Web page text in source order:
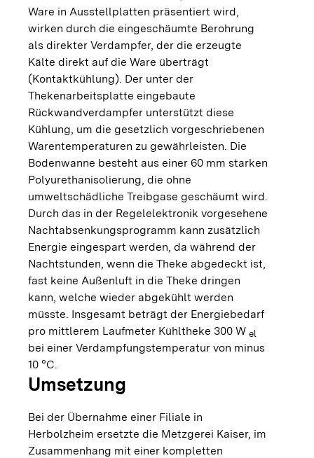
Ware in Ausstellplatten präsentiert wird,
wirken durch die eingeschäumte Berohrung
als direkter Verdampfer, der die erzeugte
Kälte direkt auf die Ware überträgt
(Kontaktkühlung). Der unter der
Thekenarbeitsplatte eingebaute
Rückwandverdampfer unterstützt diese
Kühlung, um die gesetzlich vorgeschriebenen
Warentemperaturen zu gewährleisten. Die
Bodenwanne besteht aus einer 60 mm starken
Polyurethanisolierung, die ohne
umweltschädliche Treibgase geschäumt wird.
Durch das in der Regelelektronik vorgesehene
Nachtabsenkungsprogramm kann zusätzlich
Energie eingespart werden, da während der
Nachtstunden, wenn die Theke abgedeckt ist,
fast keine Außenluft in die Theke dringen
kann, welche wieder abgekühlt werden
müsste. Insgesamt beträgt der Energiebedarf
pro mittlerem Laufmeter Kühltheke 300 W el
bei einer Verdampfungstemperatur von minus
10 °C.
Umsetzung
Bei der Übernahme einer Filiale in
Herbolzheim ersetzte die Metzgerei Kaiser, im
Zusammenhang mit einer kompletten